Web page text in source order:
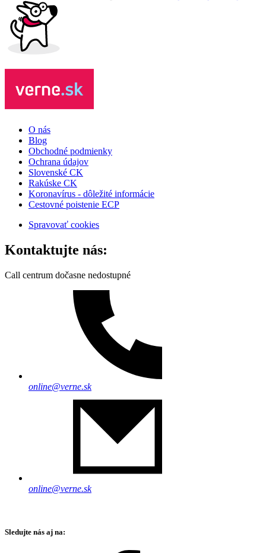
O nás
Blog
Obchodné podmienky
Ochrana údajov
Slovenské CK
Rakúske CK
Koronavírus - dôležité informácie
Cestovné poistenie ECP
Spravovať cookies
Kontaktujte nás:
Call centrum dočasne nedostupné
online@verne.sk
online@verne.sk
Sledujte nás aj na: